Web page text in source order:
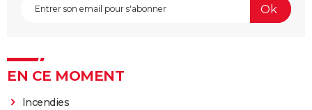
EN CE MOMENT
Incendies